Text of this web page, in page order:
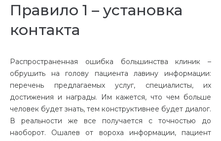
Правило 1 – установка
контакта
Распространенная ошибка большинства клиник –
обрушить на голову пациента лавину информации:
перечень предлагаемых услуг, специалисты, их
достижения и награды. Им кажется, что чем больше
человек будет знать, тем конструктивнее будет диалог.
В реальности же все получается с точностью до
наоборот. Ошалев от вороха информации, пациент